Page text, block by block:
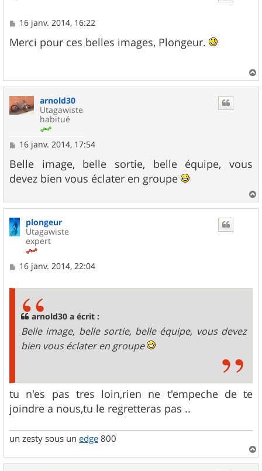
M
s
s
e
16 janv. 2014, 16:22
Merci pour ces belles images, Plongeur.
a
arnold30
Utagawiste
habitué
M
s
s
a
16 janv. 2014, 17:54
Belle image, belle sortie, belle équipe, vous
devez bien vous éclater en groupe
a
u
plongeur
Utagawiste
expert
M16 janv. 2014, 22:04
arnold30 a écrit :
Belle image, belle sortie, belle équipe, vous devez
bien vous éclater en groupe
tu n'es pas tres loin,rien ne t'empeche de te
joindre a nous,tu le regretteras pas ..
un zesty sous un edge 800
a